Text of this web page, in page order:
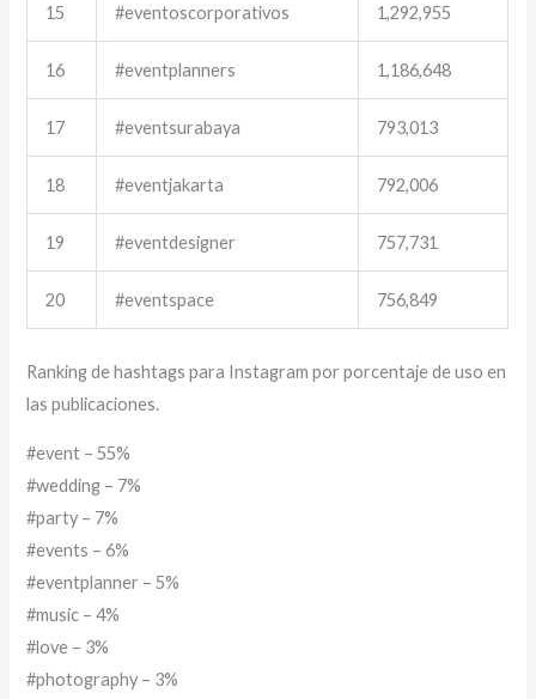
15 #eventoscorporativos 1,292,955
16 #eventplanners 1,186,648
17 #eventsurabaya 793,013
18 #eventjakarta 792,006
19 #eventdesigner 757,731
20 #eventspace 756,849
Ranking de hashtags para Instagram por porcentaje de uso en
las publicaciones.
#event – 55%
#wedding – 7%
#party – 7%
#events – 6%
#eventplanner – 5%
#music – 4%
#love – 3%
#photography – 3%